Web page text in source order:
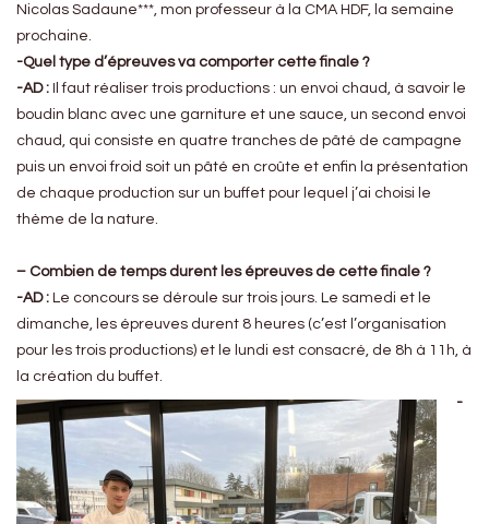
Nicolas Sadaune***, mon professeur à la CMA HDF, la semaine
prochaine.
-Quel type d’épreuves va comporter cette finale ?
-AD : Il faut réaliser trois productions : un envoi chaud, à savoir le
boudin blanc avec une garniture et une sauce, un second envoi
chaud, qui consiste en quatre tranches de pâté de campagne
puis un envoi froid soit un pâté en croûte et enfin la présentation
de chaque production sur un buffet pour lequel j’ai choisi le
thème de la nature.
– Combien de temps durent les épreuves de cette finale ?
-AD : Le concours se déroule sur trois jours. Le samedi et le
dimanche, les épreuves durent 8 heures (c’est l’organisation
pour les trois productions) et le lundi est consacré, de 8h à 11h, à
la création du buffet.
-